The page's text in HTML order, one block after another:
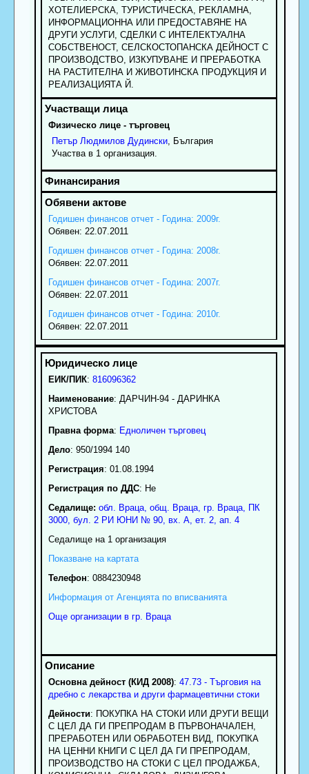
ХОТЕЛИЕРСКА, ТУРИСТИЧЕСКА, РЕКЛАМНА,
ИНФОРМАЦИОННА ИЛИ ПРЕДОСТАВЯНЕ НА
ДРУГИ УСЛУГИ, СДЕЛКИ С ИНТЕЛЕКТУАЛНА
СОБСТВЕНОСТ, СЕЛСКОСТОПАНСКА ДЕЙНОСТ С
ПРОИЗВОДСТВО, ИЗКУПУВАНЕ И ПРЕРАБОТКА
НА РАСТИТЕЛНА И ЖИВОТИНСКА ПРОДУКЦИЯ И
РЕАЛИЗАЦИЯТА Й.
Физическо лице - търговец
Петър Людмилов Дудински, България
Участва в 1 организация.
Годишен финансов отчет - Година: 2009г.
Обявен: 22.07.2011
Годишен финансов отчет - Година: 2008г.
Обявен: 22.07.2011
Годишен финансов отчет - Година: 2007г.
Обявен: 22.07.2011
Годишен финансов отчет - Година: 2010г.
Обявен: 22.07.2011
ЕИК/ПИК: 816096362
Наименование: ДАРЧИН-94 - ДАРИНКА
ХРИСТОВА
Правна форма: Едноличен търговец
Дело: 950/1994 140
Регистрация: 01.08.1994
Регистрация по ДДС: Нe
Седалище: обл. Враца, общ. Враца, гр. Враца, ПК
3000, бул. 2 РИ ЮНИ № 90, вх. А, ет. 2, ап. 4
Седалище на 1 организация
Показване на картата
Телефон: 0884230948
Информация от Агенцията по вписванията
Още организации в гр. Враца
Основна дейност (КИД 2008): 47.73 - Търговия на
дребно с лекарства и други фармацевтични стоки
Дейности: ПОКУПКА НА СТОКИ ИЛИ ДРУГИ ВЕЩИ
С ЦЕЛ ДА ГИ ПРЕПРОДАМ В ПЪРВОНАЧАЛЕН,
ПРЕРАБОТЕН ИЛИ ОБРАБОТЕН ВИД, ПОКУПКА
НА ЦЕННИ КНИГИ С ЦЕЛ ДА ГИ ПРЕПРОДАМ,
ПРОИЗВОДСТВО НА СТОКИ С ЦЕЛ ПРОДАЖБА,